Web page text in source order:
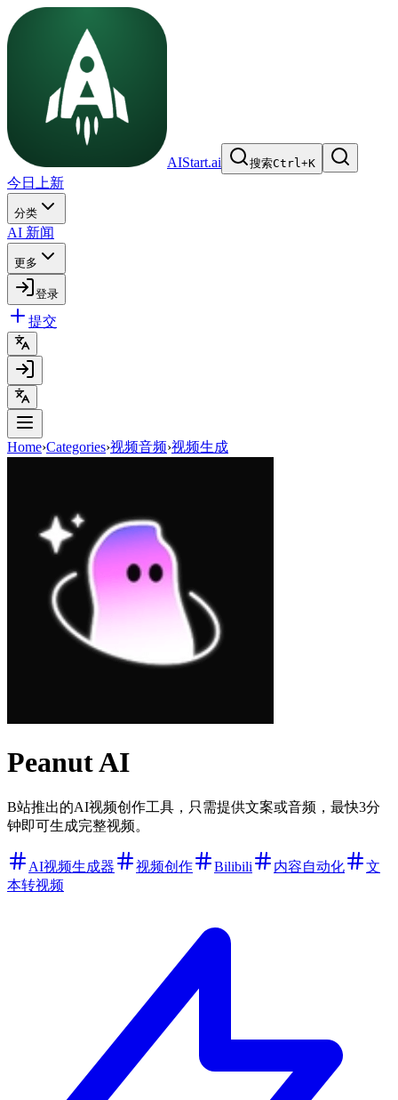
AIStart.ai 搜索Ctrl+K
今日上新
分类
AI 新闻
更多
登录
提交
Home›Categories›视频音频›视频生成
Peanut AI
B站推出的AI视频创作工具，只需提供文案或音频，最快3分
钟即可生成完整视频。
AI视频生成器 视频创作 Bilibili 内容自动化
文
本转视频